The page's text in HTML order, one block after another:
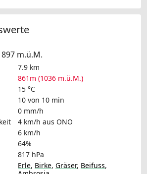
m.ü.M.
7.9 km
861m (1036 m.ü.M.)
15 °C
10 von 10 min
0 mm/h
4 km/h aus ONO
6 km/h
64%
817 hPa
Erle, Birke, Gräser, Beifuss,